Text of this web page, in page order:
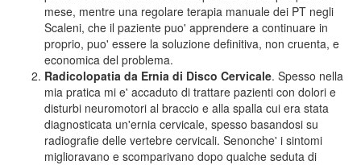
mese, mentre una regolare terapia manuale dei PT negli
Scaleni, che il paziente puo' apprendere a continuare in
proprio, puo' essere la soluzione definitiva, non cruenta, e
economica del problema.
Radicolopatia da Ernia di Disco Cervicale. Spesso nella
mia pratica mi e' accaduto di trattare pazienti con dolori e
disturbi neuromotori al braccio e alla spalla cui era stata
diagnosticata un'ernia cervicale, spesso basandosi su
radiografie delle vertebre cervicali. Senonche' i sintomi
miglioravano e scomparivano dopo qualche seduta di